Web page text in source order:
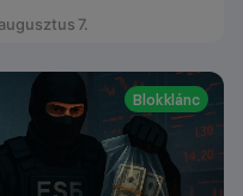
7.
Blokklánc